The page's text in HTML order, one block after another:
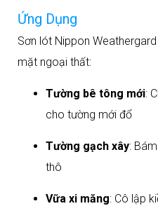
Ứng Dụng
Sơn lót Nippon
mặt ngoại thất:
Tường bê tông mới:
cho tường mới đổ
Tường gạch xây:
thô
Vữa xi măng: Cô lập